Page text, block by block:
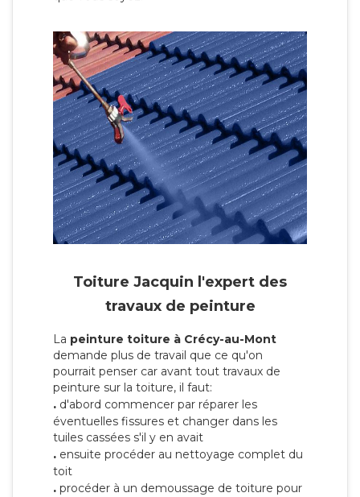
Toiture Jacquin l'expert des
travaux de peinture
La peinture toiture à Crécy-au-Mont
demande plus de travail que ce qu'on
pourrait penser car avant tout travaux de
peinture sur la toiture, il faut:
. d'abord commencer par réparer les
éventuelles fissures et changer dans les
tuiles cassées s'il y en avait
. ensuite procéder au nettoyage complet du
toit
. procéder à un demoussage de toiture pour